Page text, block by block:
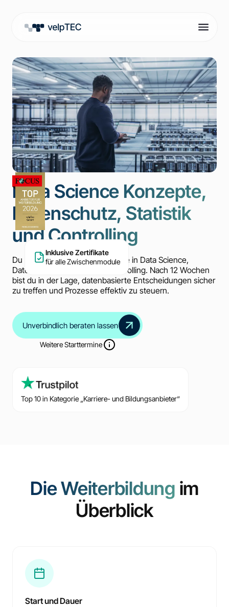
Inklusive Zertifikate
für alle Zwischenmodule
Data Science Konzepte,
Datenschutz, Statistik
und Controlling
Du erwirbst fundierte Kenntnisse in Data Science,
Datenschutz, Statistik und Controlling. Nach 12 Wochen
bist du in der Lage, datenbasierte Entscheidungen sicher
zu treffen und Prozesse effektiv zu steuern.
Unverbindlich beraten lassen
Weitere Starttermine
Top 10 in Kategorie „Karriere- und Bildungsanbieter“
Die Weiterbildung im
Überblick
Start und Dauer